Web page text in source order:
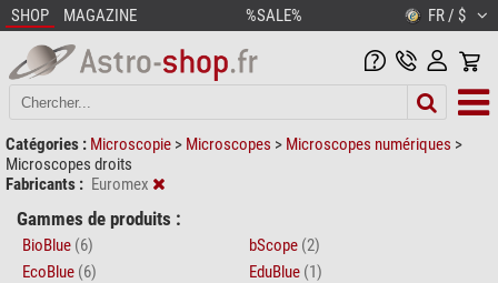
SHOP MAGAZINE %SALE% FR / $
Catégories : Microscopie > Microscopes > Microscopes numériques >
Microscopes droits
Fabricants : Euromex
Gammes de produits :
BioBlue (6) bScope (2)
EcoBlue (6) EduBlue (1)